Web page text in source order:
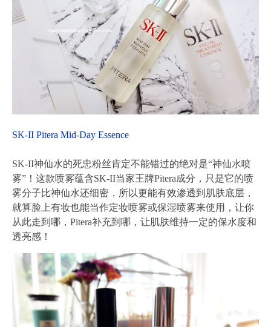
SK-II Pitera Mid-Day Essence
SK-II神仙水的死忠粉丝肯定不能错过的绝对是“神仙水喷
雾”！这款喷雾蕴含SK-II当家王牌Pitera成分，只是它的喷
雾分子比神仙水还细密，所以更能有效渗透到肌肤底层，
就算脸上有妆也能当作定妆喷雾或保湿喷雾来使用，让你
从此走到哪，Pitera补充到哪，让肌肤维持一定的保水度和
透亮感！